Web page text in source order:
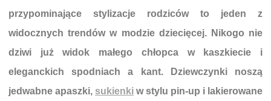
przypominające stylizacje rodziców to jeden z
widocznych trendów w modzie dziecięcej. Nikogo nie
dziwi już widok małego chłopca w kaszkiecie i
eleganckich spodniach a kant. Dziewczynki noszą
jedwabne apaszki, sukienki w stylu pin-up i lakierowane